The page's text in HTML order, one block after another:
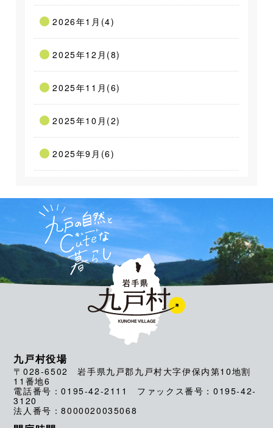
2026年1月(4)
2025年12月(8)
2025年11月(6)
2025年10月(2)
2025年9月(6)
九戸村役場
〒028-6502 岩手県九戸郡九戸村大字伊保内第10地割
11番地6
電話番号：0195-42-2111 ファックス番号：0195-42-
3120
法人番号：8000020035068